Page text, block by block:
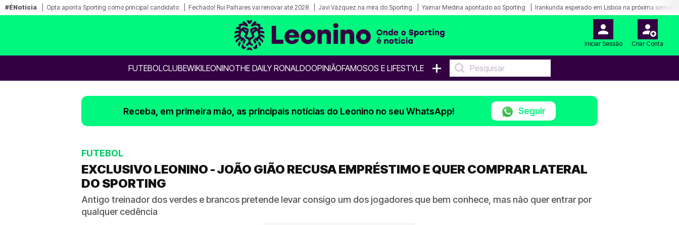
#ÉNotícia Opta aponta Sporting como principal candidato Fechado! Rui Palhares vai renovar até 2028 Javi Vázquez na mira do Sporting Yaimar Medina apontado ao Sporting Irankunda esperado em Lisboa na próxima semana
Iniciar Sessão Criar Conta
FUTEBOLCLUBEWIKILEONINOTHE DAILY RONALDOOPINIÃOFAMOSOS E LIFESTYLE +
Receba, em primeira mão, as principais notícias do Leonino no seu WhatsApp! Seguir
FUTEBOL
EXCLUSIVO LEONINO - JOÃO GIÃO RECUSA EMPRÉSTIMO E QUER COMPRAR LATERAL
DO SPORTING
Antigo treinador dos verdes e brancos pretende levar consigo um dos jogadores que bem conhece, mas não quer entrar por
qualquer cedência